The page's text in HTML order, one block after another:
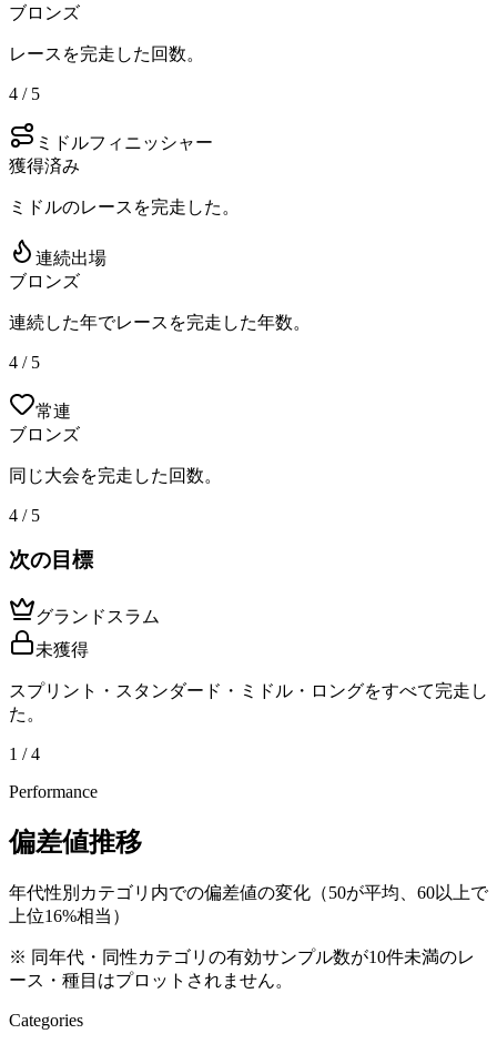
ブロンズ
レースを完走した回数。
4 / 5
ミドルフィニッシャー
獲得済み
ミドルのレースを完走した。
連続出場
ブロンズ
連続した年でレースを完走した年数。
4 / 5
常連
ブロンズ
同じ大会を完走した回数。
4 / 5
次の目標
グランドスラム
未獲得
スプリント・スタンダード・ミドル・ロングをすべて完走し
た。
1 / 4
Performance
偏差値推移
年代性別カテゴリ内での偏差値の変化（50が平均、60以上で
上位16%相当）
※ 同年代・同性カテゴリの有効サンプル数が10件未満のレ
ース・種目はプロットされません。
Categories